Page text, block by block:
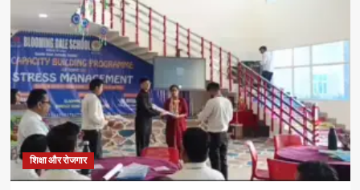
स्तनपान
सप्ताह
2026
के
अवसर
पर
पोस्टर
प्रतियोगिता
का
आयोजन
शिक्षा और रोजगार